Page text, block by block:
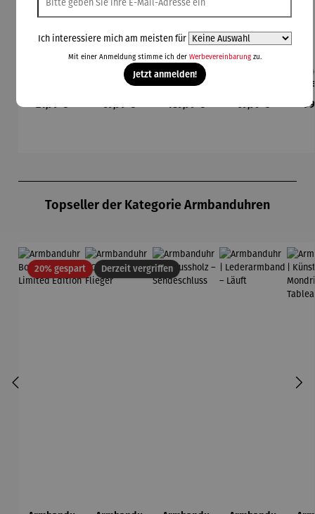
kzeug
Regulärer Preis:
21,99 €
Nestschau
kel XL
Regulärer Preis:
69,99 €
Outdoorze
lt Tipi
Regulärer Preis:
189,99 €
Schubkarr
Regulärer Preis:
69,99 €
Topseller der Kategorie Armbanduhren
20% gespartRabattDerzeit vergriffen
Ich interessiere mich am meisten für
Mit einer Anmeldung stimme ich der Werbevereinbarungzu.
Jetzt anmelden!